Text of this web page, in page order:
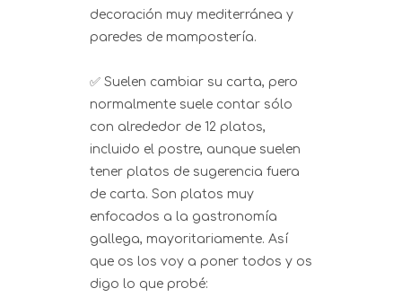
decoración muy mediterránea y
paredes de mampostería.
✅ Suelen cambiar su carta, pero
normalmente suele contar sólo
con alrededor de 12 platos,
incluido el postre, aunque suelen
tener platos de sugerencia fuera
de carta. Son platos muy
enfocados a la gastronomía
gallega, mayoritariamente. Así
que os los voy a poner todos y os
digo lo que probé: